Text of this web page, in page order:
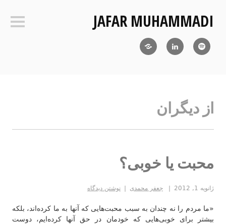
محتواJAFAR MUHAMMADI
از دیگران
محبت یا خوبی؟
ژانویه 1, 2012 جعفر محمدی نوشتن دیدگاه
«ما مردم را نه چندان به سبب محبت‌هایی که آنها به ما کرده‌اند، بلکه
بیشتر برای خوبی‌هایی که خودمان در حق آنها کرده‌ایم،‌ دوست